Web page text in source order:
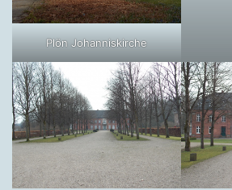
Plön Johanniskirche